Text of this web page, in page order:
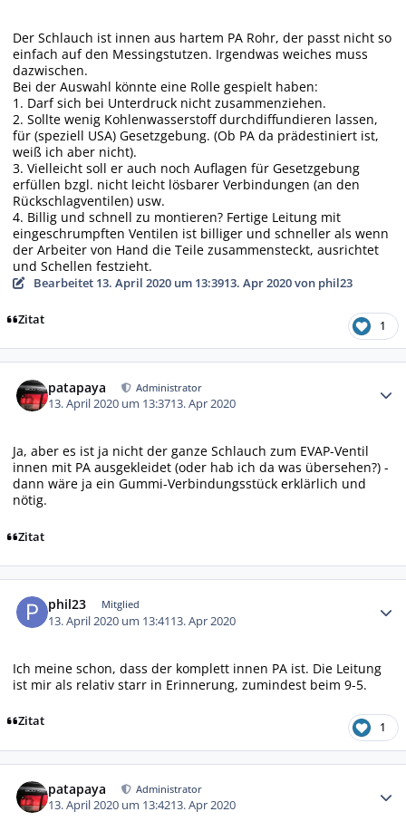
Der Schlauch ist innen aus hartem PA Rohr, der passt nicht so
einfach auf den Messingstutzen. Irgendwas weiches muss
dazwischen.
Bei der Auswahl könnte eine Rolle gespielt haben:
1. Darf sich bei Unterdruck nicht zusammenziehen.
2. Sollte wenig Kohlenwasserstoff durchdiffundieren lassen,
für (speziell USA) Gesetzgebung. (Ob PA da prädestiniert ist,
weiß ich aber nicht).
3. Vielleicht soll er auch noch Auflagen für Gesetzgebung
erfüllen bzgl. nicht leicht lösbarer Verbindungen (an den
Rückschlagventilen) usw.
4. Billig und schnell zu montieren? Fertige Leitung mit
eingeschrumpften Ventilen ist billiger und schneller als wenn
der Arbeiter von Hand die Teile zusammensteckt, ausrichtet
und Schellen festzieht.
Bearbeitet 13. April 2020 um 13:3913. Apr 2020von phil23
Zitat 1
patapaya Administrator
13. April 2020 um 13:3713. Apr 2020
Ja, aber es ist ja nicht der ganze Schlauch zum EVAP-Ventil
innen mit PA ausgekleidet (oder hab ich da was übersehen?) -
dann wäre ja ein Gummi-Verbindungsstück erklärlich und
nötig.
Zitat
phil23 Mitglied
13. April 2020 um 13:4113. Apr 2020
Ich meine schon, dass der komplett innen PA ist. Die Leitung
ist mir als relativ starr in Erinnerung, zumindest beim 9-5.
Zitat 1
patapaya Administrator
13. April 2020 um 13:4213. Apr 2020